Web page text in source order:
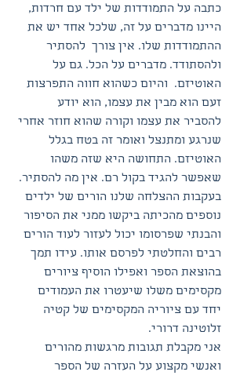
כתבה על התמודדות של ילד עם חרדות,
היינו מדברים על זה, שלכל אחד יש את
ההתמודדות שלו. אין צורך  להסתיר
ולהסתודד. מדברים על הכל. גם על
האוטיזם.  והיום כשהוא חווה התפרצות
זעם הוא מבין את עצמו, הוא יודע
להסביר את עצמו וקורה שהוא חוזר אחרי
שנרגע ומתנצל ואומר זה בטח בגלל
האוטיזם. התחושה היא שזה משהו
שאפשר להגיד בקול רם. אין מה להסתיר.
בעקבות ההצלחה שלנו הורים של ילדים
נוספים מהכיתה ביקשו ממני את הסיפור
והבנתי שפרסומו יכול לעזור לעוד הורים
רבים והחלטתי לפרסם אותו. עידו תמך
בהוצאת הספר ואפילו הוסיף ציורים
מקסימים משלו שיעטרו את העמודים
יחד עם ציוריה המקסימים של קטיה
זלוטינה דרורי.
אני מקבלת תגובות מרגשות מהורים
ואנשי מקצוע על העזרה של הספר